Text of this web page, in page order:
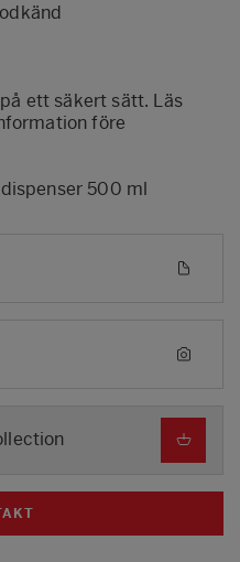
ett säkert sätt. Läs
före
500 ml